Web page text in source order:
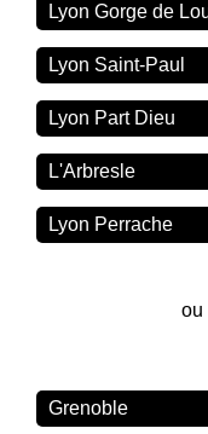
Lyon Gorge de
Lyon Saint-Paul
Lyon Part Dieu
L'Arbresle
Lyon Perrache
ou
Grenoble